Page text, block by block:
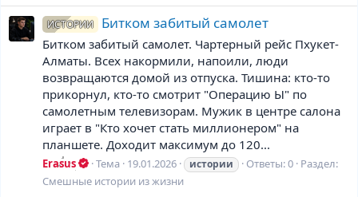
ИСТОРИИ Битком забитый самолет
Битком забитый самолет. Чартерный рейс Пхукет-
Алматы. Всех накормили, напоили, люди
возвращаются домой из отпуска. Тишина: кто-то
прикорнул, кто-то смотрит "Операцию Ы" по
самолетным телевизорам. Мужик в центре салона
играет в "Кто хочет стать миллионером" на
планшете. Доходит максимум до 120...
Erasus Тема 19.01.2026 истории Ответы: 0 Раздел:
Смешные истории из жизни